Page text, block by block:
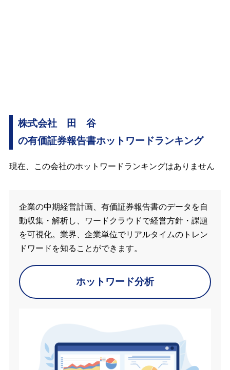
株式会社 田 谷
の有価証券報告書ホットワードランキング
現在、この会社のホットワードランキングはありません
企業の中期経営計画、有価証券報告書のデータを自
動収集・解析し、ワードクラウドで経営方針・課題
を可視化。業界、企業単位でリアルタイムのトレン
ドワードを知ることができます。
ホットワード分析